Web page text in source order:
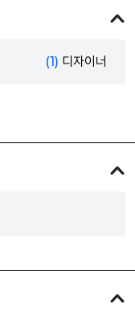
(1) 디자이너